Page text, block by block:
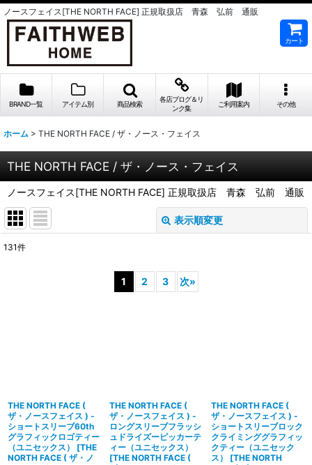
ノースフェイス[THE NORTH FACE] 正規取扱店 青森 弘前 通販
カート
BRAND一覧 アイテム別 商品検索
各店ブログ＆リ
ンク集
ご利用案内 その他
ホーム > THE NORTH FACE / ザ・ノース・フェイス
THE NORTH FACE / ザ・ノース・フェイス
ノースフェイス[THE NORTH FACE] 正規取扱店 青森 弘前 通販
表示順変更
131件
1 2 3 次»
THE NORTH FACE (
ザ・ノースフェイス ) -
ショートスリーブ60th
グラフィックロゴティー
（ユニセックス）
[THE
NORTH FACE ( ザ・ノ
THE NORTH FACE (
ザ・ノースフェイス ) -
ロングスリーブフラッシ
ュドライズーピッカーテ
ィー（ユニセックス）
[THE NORTH FACE (
THE NORTH FACE (
ザ・ノースフェイス ) -
ショートスリーブロック
クライミンググラフィッ
クティー（ユニセック
ス）
[THE NORTH